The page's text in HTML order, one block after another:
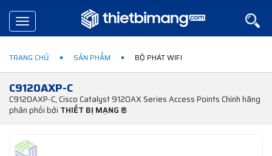
Toggle
navigation
TRANG CHỦ SẢN PHẨM BỘ PHÁT WIFI
C9120AXP-C
C9120AXP-C, Cisco Catalyst 9120AX Series Access Points Chính hãng
phân phối bởi THIẾT BỊ MẠNG ®